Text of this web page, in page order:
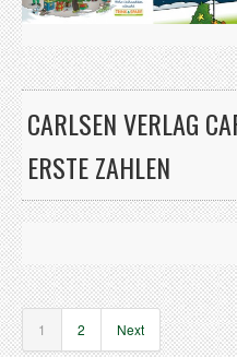
CARLSEN VERLAG
ERSTE ZAHLEN
1 2 Next